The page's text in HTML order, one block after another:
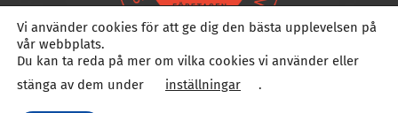
Vi använder cookies för att ge dig den bästa upplevelsen på
vår webbplats.
Du kan ta reda på mer om vilka cookies vi använder eller
stänga av dem under
inställningar .